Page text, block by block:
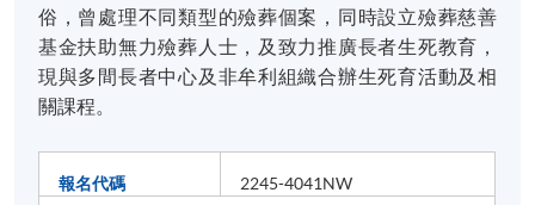
俗，曾處理不同類型的殮葬個案，同時設立殮葬慈善
基金扶助無力殮葬人士，及致力推廣長者生死教育，
現與多間長者中心及非牟利組織合辦生死育活動及相
關課程。
報名代碼 2245-4041NW